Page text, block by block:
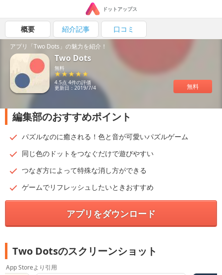
ドットアップス
概要 紹介記事 口コミ
アプリ「Two Dots」の魅力を紹介！
Two Dots
無料
4.5点 4件の評価
更新日：2019/7/4 無料
編集部のおすすめポイント
パズルなのに癒される！色と音が可愛いパズルゲーム
同じ色のドットをつなぐだけで遊びやすい
つなぎ方によって特殊な消し方ができる
ゲームでリフレッシュしたいときおすすめ
アプリをダウンロード
Two Dotsのスクリーンショット
App Storeより引用